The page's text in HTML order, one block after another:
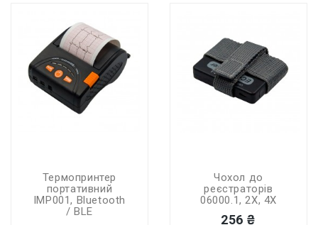
Термопринтер
портативний
IMP001, Bluetooth
/ BLE
Чохол до
реєстраторів
06000.1, 2X, 4X
256 ₴